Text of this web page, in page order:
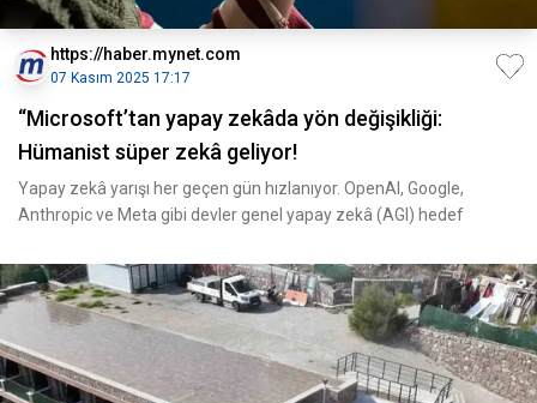
https://haber.mynet.com
07 Kasım 2025 17:17
“Microsoft’tan yapay zekâda yön değişikliği:
Hümanist süper zekâ geliyor!
Yapay zekâ yarışı her geçen gün hızlanıyor. OpenAI, Google,
Anthropic ve Meta gibi devler genel yapay zekâ (AGI) hedef